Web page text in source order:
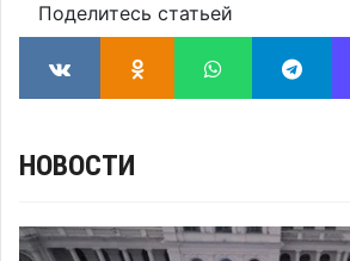
Поделитесь статьей
НОВОСТИ